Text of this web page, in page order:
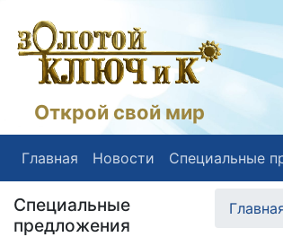
Открой свой мир
Главная Новости Специальные
Специальные
предложения